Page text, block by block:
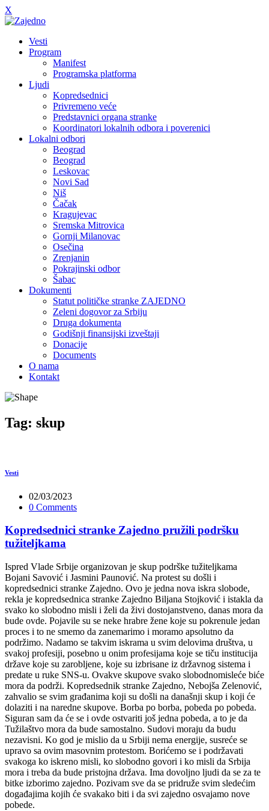
X
Vesti
Program
Manifest
Programska platforma
Ljudi
Kopredsednici
Privremeno veće
Predstavnici organa stranke
Koordinatori lokalnih odbora i poverenici
Lokalni odbori
Beograd
Beograd
Leskovac
Novi Sad
Niš
Čačak
Kragujevac
Sremska Mitrovica
Gornji Milanovac
Osečina
Zrenjanin
Pokrajinski odbor
Šabac
Dokumenti
Statut političke stranke ZAJEDNO
Zeleni dogovor za Srbiju
Druga dokumenta
Godišnji finansijski izveštaji
Donacije
Documents
O nama
Kontakt
Tag: skup
Vesti
02/03/2023
0 Comments
Kopredsednici stranke Zajedno pružili podršku
tužiteljkama
Ispred Vlade Srbije organizovan je skup podrške tužiteljkama
Bojani Savović i Jasmini Paunović. Na protest su došli i
kopredsednici stranke Zajedno. Ovo je jedna nova iskra slobode,
rekla je kopredsednica stranke Zajedno Biljana Stojković i istakla da
svako ko slobodno misli i želi da živi dostojanstveno, danas mora da
bude ovde. Pojavile su se neke hrabre žene koje su pokrenule jedan
proces i to ne smemo da zanemarimo i moramo apsolutno da
podržimo. Nadamo se takvim iskrama u svim delovima društva, u
svakoj profesiji, posebno u onim profesijama koje se tiču institucija
države koje su zarobljene, koje su izbrisane iz državnog sistema i
predate u ruke SNS-u. Ovakve skupove svako slobodnomisleće biće
mora da podrži. Kopredsednik stranke Zajedno, Nebojša Zelenović,
zahvalio se svim građanima koji su došli na današnji skup i koji će
dolaziti i na naredne skupove. Borba po borba, pobeda po pobeda.
Siguran sam da će se i ovde ostvariti još jedna pobeda, a to je da
Tužilaštvo mora da bude samostalno. Sudovi moraju da budu
nezavisni. Ko god je mislio da u Srbiji nema energije, susreće se
upravo sa ovim masovnim protestom. Borićemo se i podržavati
svakoga ko iskreno misli, ko slobodno govori i ko misli da Srbija
mora i treba da bude pristojna država. Ima dovoljno ljudi da se za te
bitke izborimo zajedno. Pozivam sve da se pridruže svim sledećim
događajima kojih će svakako biti i da svi zajedno osvajamo nove
pobede.